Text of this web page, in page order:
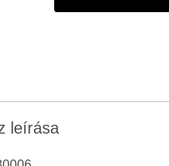
leírása